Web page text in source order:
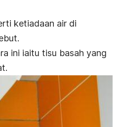
ketiadaan air di
ini iaitu tisu basah yang